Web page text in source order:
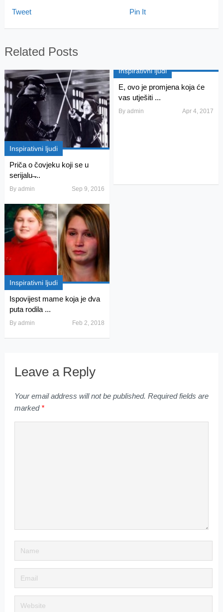
Tweet Pin It
Related Posts
Inspirativni ljudi
Priča o čovjeku koji se u
serijalu ̶...
By admin Sep 9, 2016
Inspirativni ljudi
E, ovo je promjena koja će
vas utješiti ...
Byadmin Apr 4, 2017
Inspirativni ljudi
Ispovijest mame koja je dva
puta rodila ...
By admin Feb 2, 2018
Leave a Reply
Your email address will not be published. Required fields are
marked *